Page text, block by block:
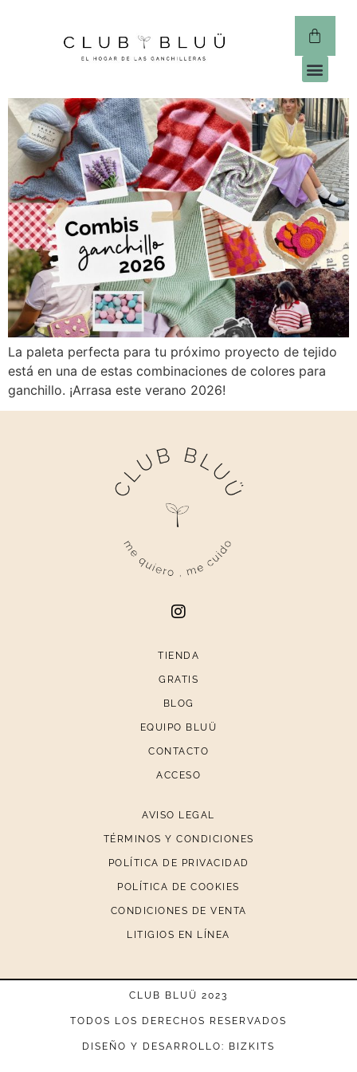
La paleta perfecta para tu próximo proyecto de tejido
está en una de estas combinaciones de colores para
ganchillo. ¡Arrasa este verano 2026!
TIENDA
GRATIS
BLOG
EQUIPO BLUÜ
CONTACTO
ACCESO
AVISO LEGAL
TÉRMINOS Y CONDICIONES
POLÍTICA DE PRIVACIDAD
POLÍTICA DE COOKIES
CONDICIONES DE VENTA
LITIGIOS EN LÍNEA
CLUB BLUÜ 2023
TODOS LOS DERECHOS RESERVADOS
DISEÑO Y DESARROLLO: BIZKITS